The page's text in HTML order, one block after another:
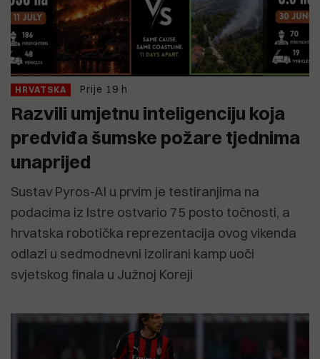
HRVATSKA Prije 19 h
Razvili umjetnu inteligenciju koja
predviđa šumske požare tjednima
unaprijed
Sustav Pyros-AI u prvim je testiranjima na
podacima iz Istre ostvario 75 posto točnosti, a
hrvatska robotička reprezentacija ovog vikenda
odlazi u sedmodnevni izolirani kamp uoči
svjetskog finala u Južnoj Koreji